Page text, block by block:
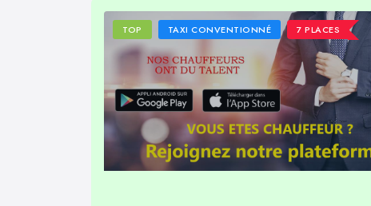
TOP TAXI CONVENTIONNÉ 7 PLACES